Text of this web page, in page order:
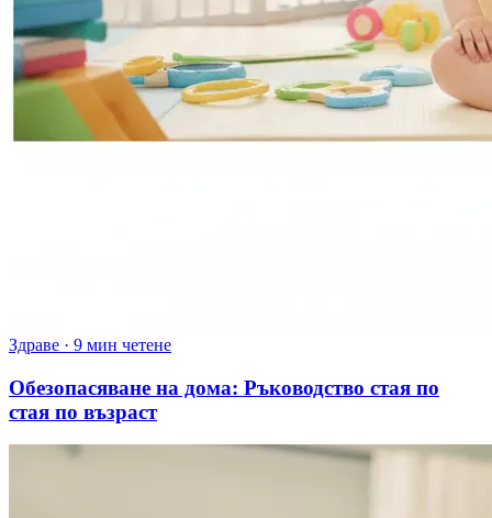
Здраве · 9 мин четене
Обезопасяване на дома: Ръководство стая по
стая по възраст